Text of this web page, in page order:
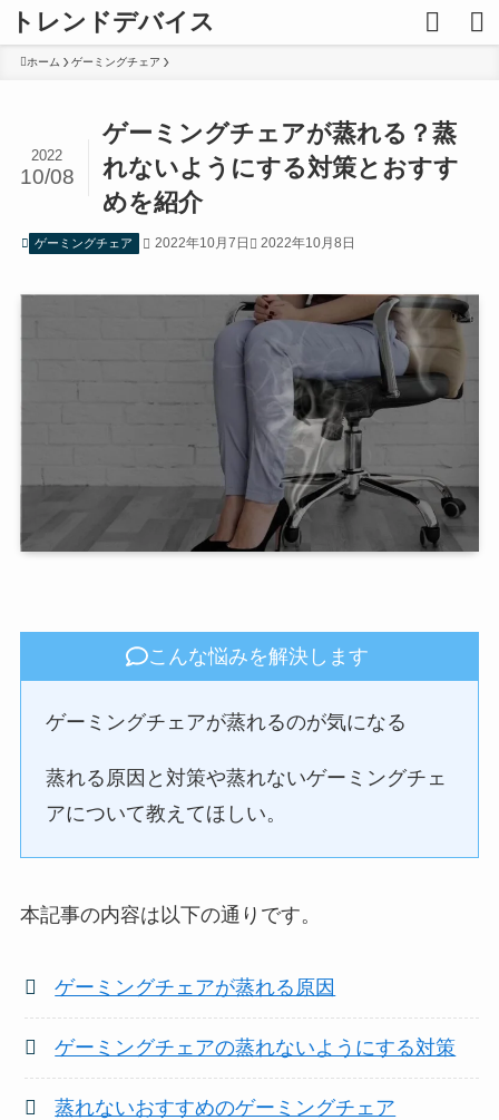
トレンドデバイス
ホーム ゲーミングチェア
ゲーミングチェアが蒸れる？蒸
れないようにする対策とおすす
めを紹介
2022
10/08
ゲーミングチェア 2022年10月7日 2022年10月8日
こんな悩みを解決します
ゲーミングチェアが蒸れるのが気になる
蒸れる原因と対策や蒸れないゲーミングチェ
アについて教えてほしい。
本記事の内容は以下の通りです。
ゲーミングチェアが蒸れる原因
ゲーミングチェアの蒸れないようにする対策
蒸れないおすすめのゲーミングチェア